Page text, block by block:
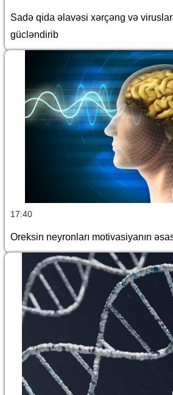
Sadə qida əlavəsi xərçəng və
gücləndirib
17:40
Oreksin neyronları motivasiyanın